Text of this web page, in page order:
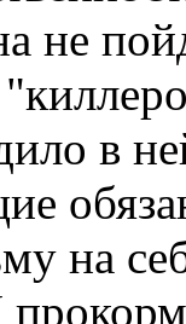
в
на